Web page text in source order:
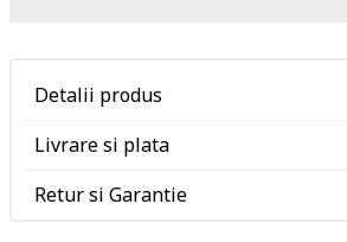
Detalii produs
Livrare si plata
Retur si Garantie